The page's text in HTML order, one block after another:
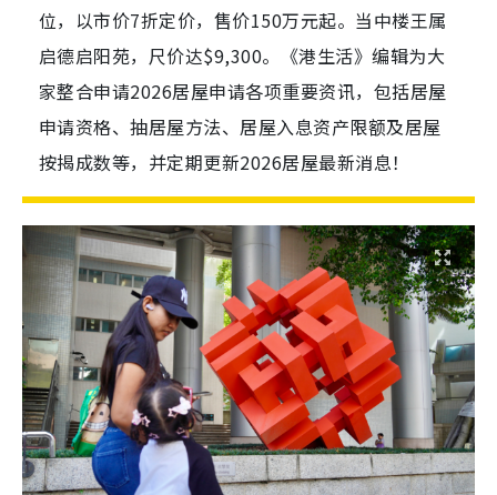
位，以市价7折定价，售价150万元起。当中楼王属
启德启阳苑，尺价达$9,300。《港生活》编辑为大
家整合申请2026居屋申请各项重要资讯，包括居屋
申请资格、抽居屋方法、居屋入息资产限额及居屋
按揭成数等，并定期更新2026居屋最新消息！